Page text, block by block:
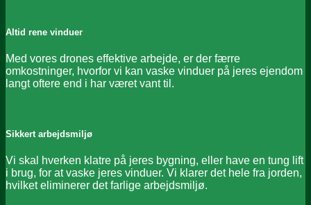
Altid rene vinduer
Med vores drones effektive arbejde, er der færre
omkostninger, hvorfor vi kan vaske vinduer på jeres ejendom
langt oftere end i har været vant til.
Sikkert arbejdsmiljø
Vi skal hverken klatre på jeres bygning, eller have en tung lift
i brug, for at vaske jeres vinduer. Vi klarer det hele fra jorden,
hvilket eliminerer det farlige arbejdsmiljø.